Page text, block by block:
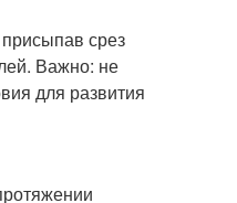
срез
Важно: не
для развития